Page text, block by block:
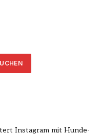
Instagram mit Hunde-